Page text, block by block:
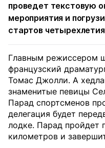
проведет текстовую
мероприятия и
стартов
Главным режиссером
французский
Томас Джолли. А
знаменитые певицы
Парад спортсменов
делегация будет
лодке. Парад пройдет
километров и